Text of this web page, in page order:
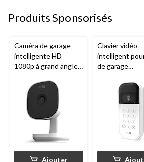
Produits Sponsorisés
Caméra de garage
intelligente HD
1080p à grand angle
nocturne, résistante
aux intempéries
Ajouter
Clavier vidéo
intelligent
de garage
nocturne,
aux